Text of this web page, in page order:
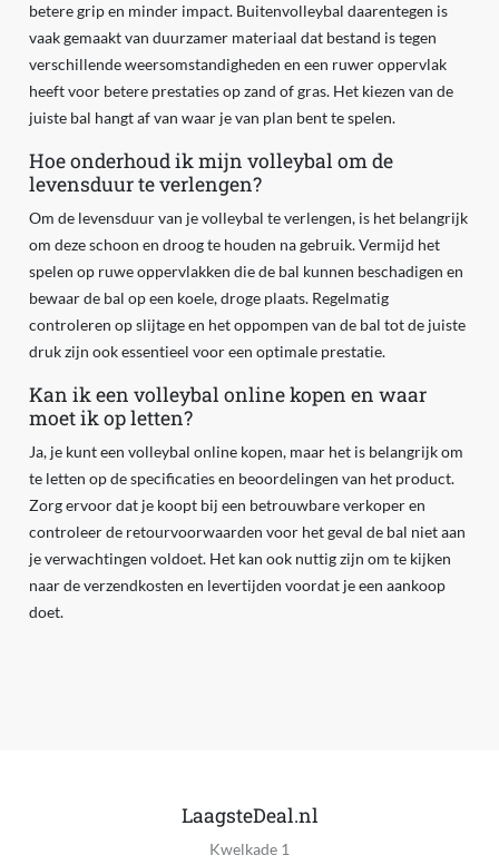
betere grip en minder impact. Buitenvolleybal daarentegen is
vaak gemaakt van duurzamer materiaal dat bestand is tegen
verschillende weersomstandigheden en een ruwer oppervlak
heeft voor betere prestaties op zand of gras. Het kiezen van de
juiste bal hangt af van waar je van plan bent te spelen.
Hoe onderhoud ik mijn volleybal om de
levensduur te verlengen?
Om de levensduur van je volleybal te verlengen, is het belangrijk
om deze schoon en droog te houden na gebruik. Vermijd het
spelen op ruwe oppervlakken die de bal kunnen beschadigen en
bewaar de bal op een koele, droge plaats. Regelmatig
controleren op slijtage en het oppompen van de bal tot de juiste
druk zijn ook essentieel voor een optimale prestatie.
Kan ik een volleybal online kopen en waar
moet ik op letten?
Ja, je kunt een volleybal online kopen, maar het is belangrijk om
te letten op de specificaties en beoordelingen van het product.
Zorg ervoor dat je koopt bij een betrouwbare verkoper en
controleer de retourvoorwaarden voor het geval de bal niet aan
je verwachtingen voldoet. Het kan ook nuttig zijn om te kijken
naar de verzendkosten en levertijden voordat je een aankoop
doet.
LaagsteDeal.nl
Kwelkade 1